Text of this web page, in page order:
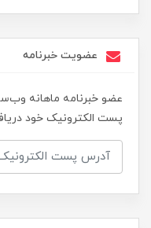
عضویت خبرنامه
عضو خبرنامه ماهانه
پست الکترونیک خود